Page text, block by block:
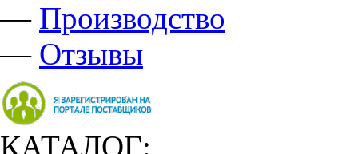
— Производство
— Отзывы
КАТАЛОГ: